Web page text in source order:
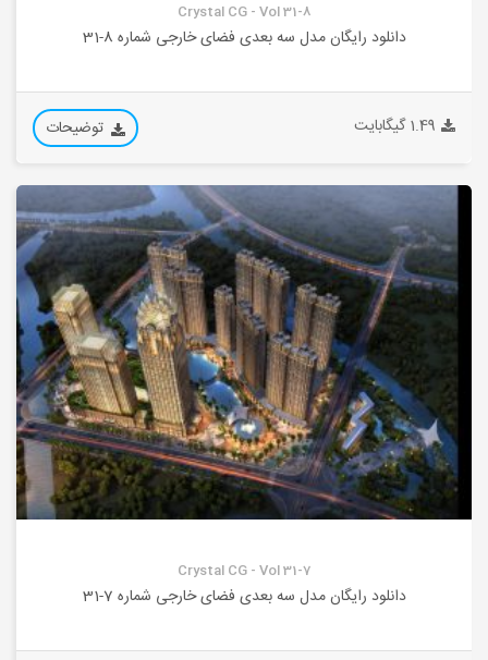
Crystal CG - Vol 31-8
دانلود رایگان مدل سه بعدی فضای خارجی شماره 8-31
1.49 گیگابایت توضیحات
Crystal CG - Vol 31-7
دانلود رایگان مدل سه بعدی فضای خارجی شماره 7-31